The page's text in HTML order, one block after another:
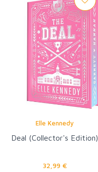
Elle Kennedy
Deal (Collector's Edition)
32,99 €